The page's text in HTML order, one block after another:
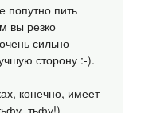
попутно пить
вы резко
сильно
сторону :-).
конечно, имеет
тьфу!).